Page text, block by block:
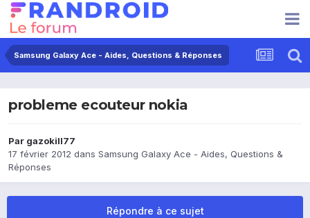
Samsung Galaxy Ace - Aides, Questions & Réponses
probleme ecouteur nokia
Par gazokill77
17 février 2012 dans Samsung Galaxy Ace - Aides, Questions &
Réponses
Répondre à ce sujet